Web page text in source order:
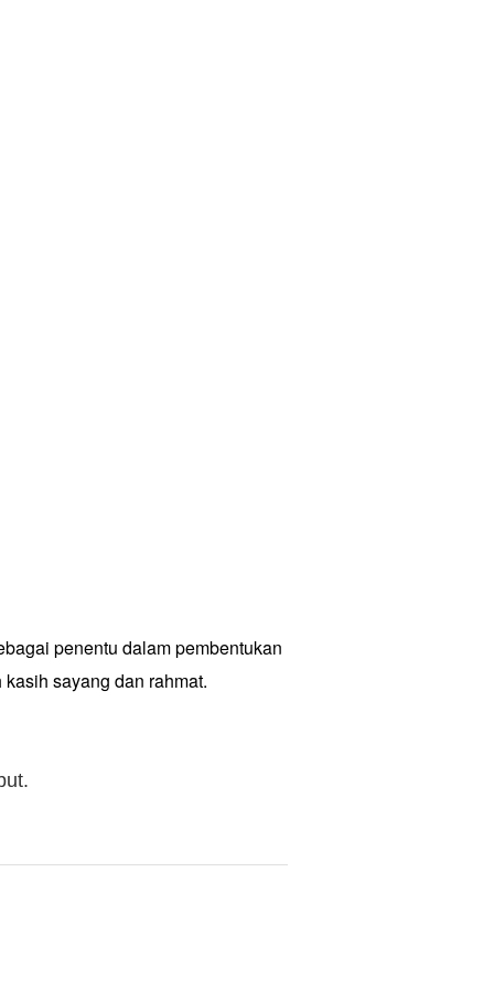
penentu dalam pembentukan
sayang dan rahmat.